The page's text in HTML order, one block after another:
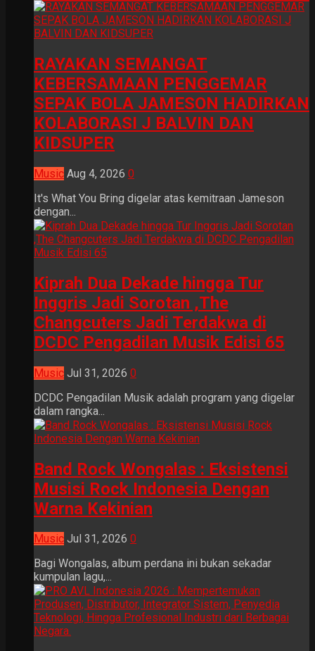
RAYAKAN SEMANGAT
KEBERSAMAAN PENGGEMAR
SEPAK BOLA JAMESON HADIRKAN
KOLABORASI J BALVIN DAN
KIDSUPER
Music Aug 4, 2026 0
It's What You Bring digelar atas kemitraan Jameson
dengan...
Kiprah Dua Dekade hingga Tur
Inggris Jadi Sorotan ,The
Changcuters Jadi Terdakwa di
DCDC Pengadilan Musik Edisi 65
Music Jul 31, 2026 0
DCDC Pengadilan Musik adalah program yang digelar
dalam rangka...
Band Rock Wongalas : Eksistensi
Musisi Rock Indonesia Dengan
Warna Kekinian
Music Jul 31, 2026 0
Bagi Wongalas, album perdana ini bukan sekadar
kumpulan lagu,...